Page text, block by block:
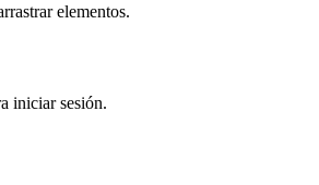
elementos.
iniciar sesión.